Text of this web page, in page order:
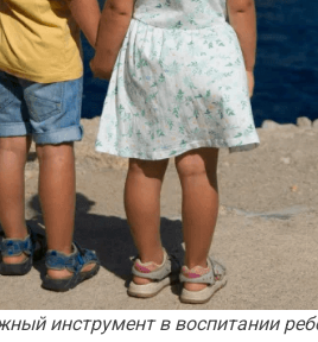
инструмент в воспитании